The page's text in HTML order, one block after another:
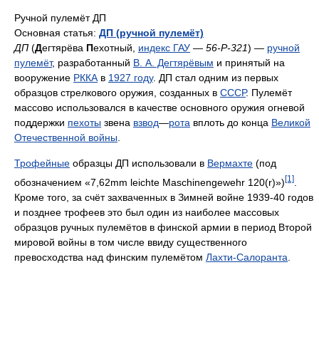
Ручной пулемёт ДП
Основная статья: ДП (ручной пулемёт)
ДП (Дегтярёва Пехотный, индекс ГАУ — 56-Р-321) — ручной
пулемёт, разработанный В. А. Дегтярёвым и принятый на
вооружение РККА в 1927 году. ДП стал одним из первых
образцов стрелкового оружия, созданных в СССР. Пулемёт
массово использовался в качестве основного оружия огневой
поддержки пехоты звена взвод—рота вплоть до конца Великой
Отечественной войны
Трофейные образцы ДП использовали в Вермахте (под
обозначением «7,62mm leichte Maschinengewehr 120(r)») [1]
Кроме того, за счёт захваченных в Зимней войне 1939-40 годов
и позднее трофеев это был один из наиболее массовых
образцов ручных пулемётов в финской армии в период Второй
мировой войны в том числе ввиду существенного
превосходства над финским пулемётом Лахти-Салоранта